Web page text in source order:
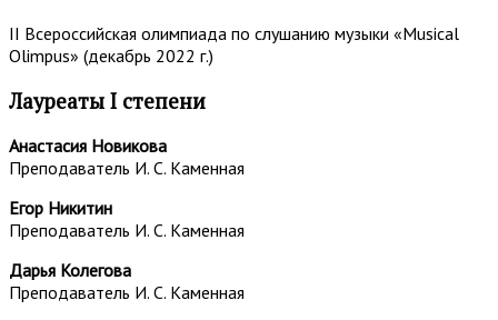
II Всероссийская олимпиада по слушанию музыки «Musical
Olimpus» (декабрь 2022 г.)
Лауреаты I степени
Анастасия Новикова
Преподаватель И. С. Каменная
Егор Никитин
Преподаватель И. С. Каменная
Дарья Колегова
Преподаватель И. С. Каменная